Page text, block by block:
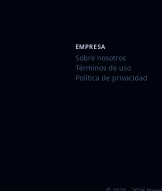
EMPRESA
Sobre nosotros
Términos de uso
Política de privacidad